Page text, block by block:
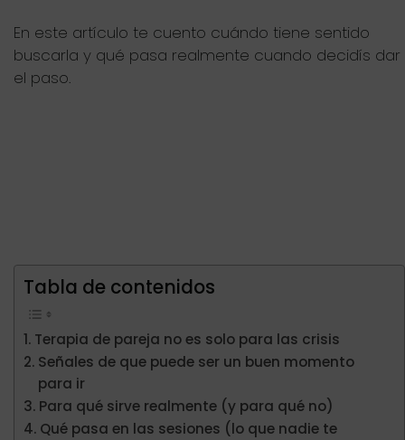
En este artículo te cuento cuándo tiene sentido
buscarla y qué pasa realmente cuando decidís dar
el paso.
Tabla de contenidos
Terapia de pareja no es solo para las crisis
Señales de que puede ser un buen momento
para ir
Para qué sirve realmente (y para qué no)
Qué pasa en las sesiones (lo que nadie te